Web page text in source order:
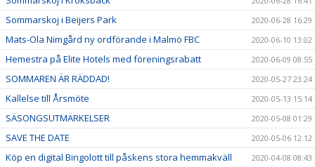
Sommarskoj i Beijers Park 2020-06-28 16:29
Mats-Ola Nimgård ny ordförande i Malmö FBC 2020-06-10 13:02
Hemestra på Elite Hotels med föreningsrabatt 2020-06-09 08:55
SOMMAREN ÄR RÄDDAD! 2020-05-27 23:24
Kallelse till Årsmöte 2020-05-13 15:14
SÄSONGSUTMÄRKELSER 2020-05-08 01:29
SAVE THE DATE 2020-05-06 12:12
Köp en digital Bingolott till påskens stora hemmakväll 2020-04-08 08:43